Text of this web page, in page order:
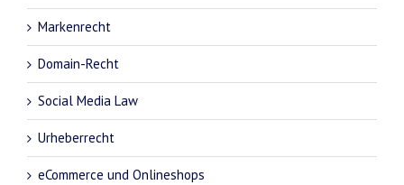
Markenrecht
Domain-Recht
Social Media Law
Urheberrecht
eCommerce und Onlineshops